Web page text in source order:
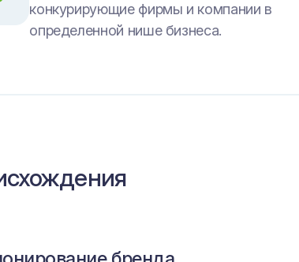
конкурирующие фирмы и компании в
определенной нише бизнеса.